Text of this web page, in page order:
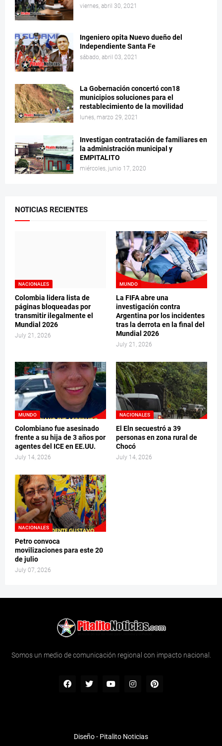
viernes, abril 30, 2021
Ingeniero opita Nuevo dueño del
Independiente Santa Fe
sábado, abril 03, 2021
La Gobernación concertó con18
municipios soluciones para el
restablecimiento de la movilidad
lunes, marzo 29, 2021
Investigan contratación de familiares en
la administración municipal y
EMPITALITO
miércoles, junio 17, 2020
NOTICIAS RECIENTES
NACIONALES
Colombia lidera lista de
páginas bloqueadas por
transmitir ilegalmente el
Mundial 2026
July 21, 2026
MUNDO
La FIFA abre una
investigación contra
Argentina por los incidentes
tras la derrota en la final del
Mundial 2026
July 21, 2026
MUNDO
Colombiano fue asesinado
frente a su hija de 3 años por
agentes del ICE en EE.UU.
July 14, 2026
NACIONALES
El Eln secuestró a 39
personas en zona rural de
Chocó
July 14, 2026
NACIONALES
Petro convoca
movilizaciones para este 20
de julio
July 07, 2026
Somos un medio de comunicación regional con impacto nacional.
Diseño - Pitalito Noticias